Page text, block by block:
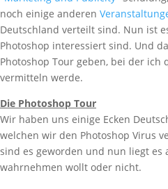
noch einige anderen
Deutschland verteilt sind. Nun ist
Photoshop interessiert sind. Und
Photoshop Tour geben, bei der ich
vermitteln werde.
Die Photoshop Tour
Wir haben uns einige Ecken
welchen wir den Photoshop Virus
sind es geworden und nun liegt es
wahrnehmen wollt oder nicht.